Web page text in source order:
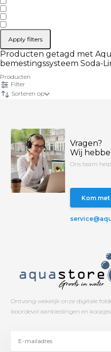
Apply filters
Producten getagd met
bemestingssysteem Soda-
Producten
Filter
Sorteren op
Vragen?
Wij
Ons team
Kom
Ontvang wekelijk onze digitale
boordevol aanbiedingen en koopjes.